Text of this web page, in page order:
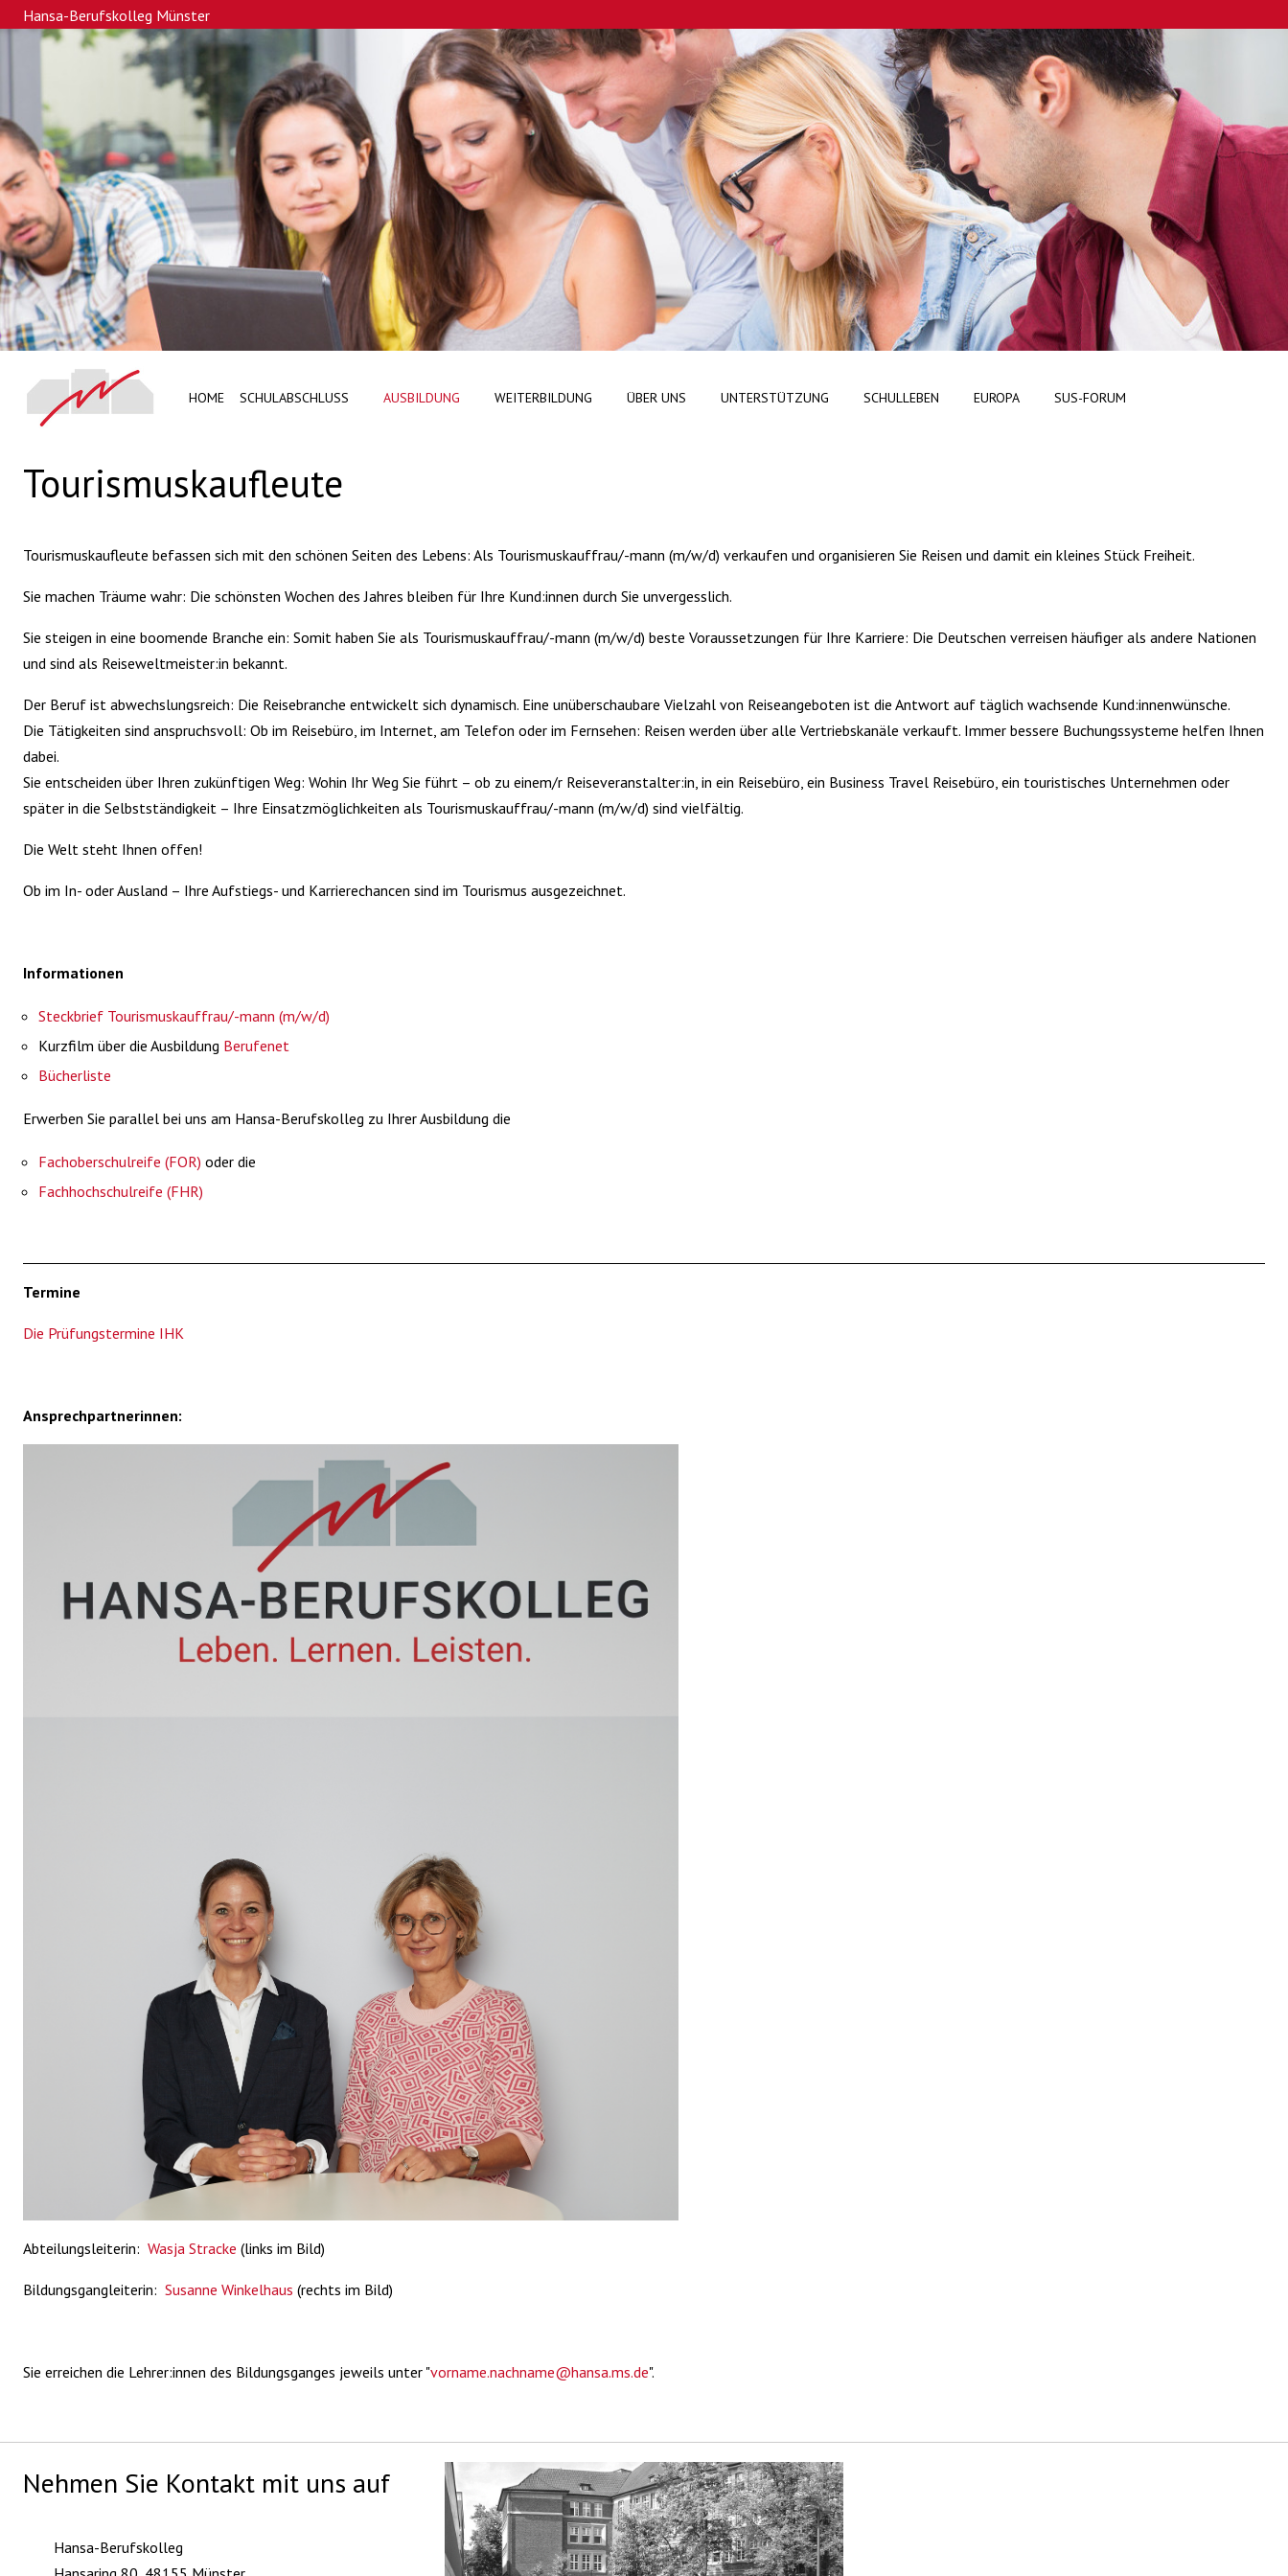
Hansa-Berufskolleg Münster
HOME SCHULABSCHLUSS AUSBILDUNG WEITERBILDUNG ÜBER UNS UNTERSTÜTZUNG SCHULLEBEN EUROPA SUS-FORUM
Tourismuskaufleute
Tourismuskaufleute befassen sich mit den schönen Seiten des Lebens: Als Tourismuskauffrau/-mann (m/w/d) verkaufen und organisieren Sie Reisen und damit ein kleines Stück Freiheit.
Sie machen Träume wahr: Die schönsten Wochen des Jahres bleiben für Ihre Kund:innen durch Sie unvergesslich.
Sie steigen in eine boomende Branche ein: Somit haben Sie als Tourismuskauffrau/-mann (m/w/d) beste Voraussetzungen für Ihre Karriere: Die Deutschen verreisen häufiger als andere Nationen
und sind als Reiseweltmeister:in bekannt.
Der Beruf ist abwechslungsreich: Die Reisebranche entwickelt sich dynamisch. Eine unüberschaubare Vielzahl von Reiseangeboten ist die Antwort auf täglich wachsende Kund:innenwünsche.
Die Tätigkeiten sind anspruchsvoll: Ob im Reisebüro, im Internet, am Telefon oder im Fernsehen: Reisen werden über alle Vertriebskanäle verkauft. Immer bessere Buchungssysteme helfen Ihnen
dabei.
Sie entscheiden über Ihren zukünftigen Weg: Wohin Ihr Weg Sie führt – ob zu einem/r Reiseveranstalter:in, in ein Reisebüro, ein Business Travel Reisebüro, ein touristisches Unternehmen oder
später in die Selbstständigkeit – Ihre Einsatzmöglichkeiten als Tourismuskauffrau/-mann (m/w/d) sind vielfältig.
Die Welt steht Ihnen offen!
Ob im In- oder Ausland – Ihre Aufstiegs- und Karrierechancen sind im Tourismus ausgezeichnet.
Informationen
Steckbrief Tourismuskauffrau/-mann (m/w/d)
Kurzfilm über die Ausbildung Berufenet
Bücherliste
Erwerben Sie parallel bei uns am Hansa-Berufskolleg zu Ihrer Ausbildung die
Fachoberschulreife (FOR) oder die
Fachhochschulreife (FHR)
Termine
Die Prüfungstermine IHK
Ansprechpartnerinnen:
Abteilungsleiterin: Wasja Stracke (links im Bild)
Bildungsgangleiterin: Susanne Winkelhaus (rechts im Bild)
Sie erreichen die Lehrer:innen des Bildungsganges jeweils unter "vorname.nachname@hansa.ms.de".
Nehmen Sie Kontakt mit uns auf
Hansa-Berufskolleg